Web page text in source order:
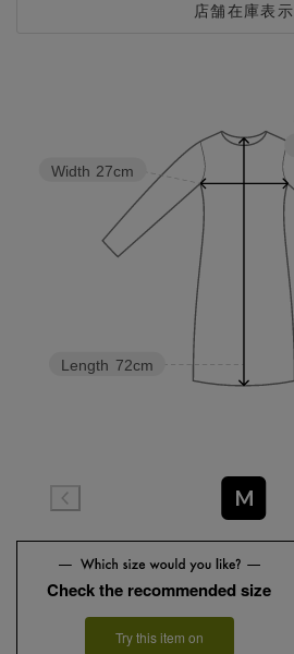
店舗在庫表示
Length 72cm
Width 27cm
M
Check the recommended size
Try this item on